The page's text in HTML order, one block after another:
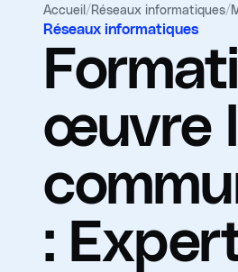
Accueil/Réseaux informatiques/
Réseaux informatiques
œuvre
: